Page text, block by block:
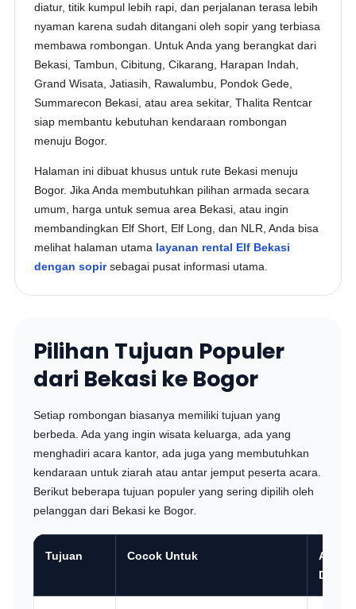
diatur, titik kumpul lebih rapi, dan perjalanan terasa lebih
nyaman karena sudah ditangani oleh sopir yang terbiasa
membawa rombongan. Untuk Anda yang berangkat dari
Bekasi, Tambun, Cibitung, Cikarang, Harapan Indah,
Grand Wisata, Jatiasih, Rawalumbu, Pondok Gede,
Summarecon Bekasi, atau area sekitar, Thalita Rentcar
siap membantu kebutuhan kendaraan rombongan
menuju Bogor.
Halaman ini dibuat khusus untuk rute Bekasi menuju
Bogor. Jika Anda membutuhkan pilihan armada secara
umum, harga untuk semua area Bekasi, atau ingin
membandingkan Elf Short, Elf Long, dan NLR, Anda bisa
melihat halaman utama layanan rental Elf Bekasi
dengan sopirsebagai pusat informasi utama.
Pilihan Tujuan Populer
dari Bekasi ke Bogor
Setiap rombongan biasanya memiliki tujuan yang
berbeda. Ada yang ingin wisata keluarga, ada yang
menghadiri acara kantor, ada juga yang membutuhkan
kendaraan untuk ziarah atau antar jemput peserta acara.
Berikut beberapa tujuan populer yang sering dipilih oleh
pelanggan dari Bekasi ke Bogor.
Tujuan Cocok Untuk